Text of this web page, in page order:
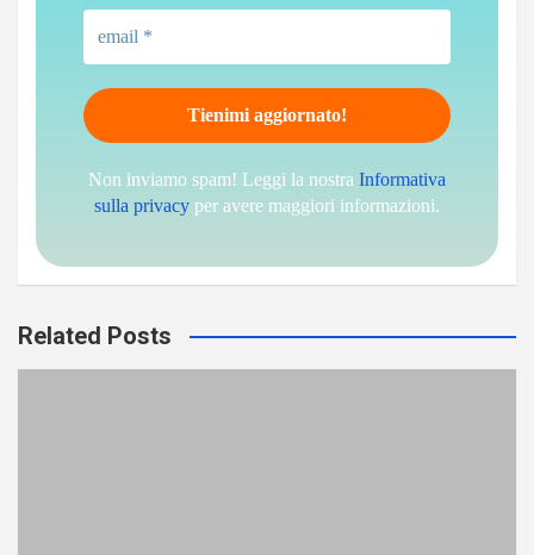
Non inviamo spam! Leggi la nostra Informativa
sulla privacy per avere maggiori informazioni.
Related Posts